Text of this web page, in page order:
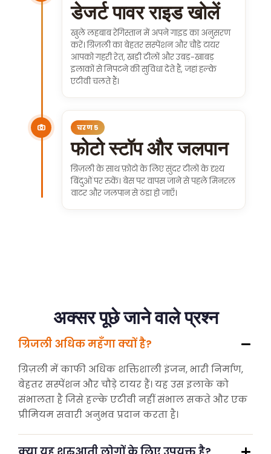
डेजर्ट पावर राइड खोलें
खुले लहबाब रेगिस्तान में अपने गाइड का अनुसरण
करें। ग्रिज़ली का बेहतर सस्पेंशन और चौड़े टायर
आपको गहरी रेत, खड़ी टीलों और उबड़-खाबड़
इलाकों से निपटने की सुविधा देते हैं, जहां हल्के
एटीवी चलते हैं।
चरण 5
फोटो स्टॉप और जलपान
ग्रिज़ली के साथ फ़ोटो के लिए सुंदर टीलों के दृश्य
बिंदुओं पर रुकें। बेस पर वापस जाने से पहले मिनरल
वाटर और जलपान से ठंडा हो जाएँ।
अक्सर पूछे जाने वाले प्रश्न
ग्रिजली अधिक महँगा क्यों है?
ग्रिज़ली में काफी अधिक शक्तिशाली इंजन, भारी निर्माण,
बेहतर सस्पेंशन और चौड़े टायर हैं। यह उस इलाके को
संभालता है जिसे हल्के एटीवी नहीं संभाल सकते और एक
प्रीमियम सवारी अनुभव प्रदान करता है।